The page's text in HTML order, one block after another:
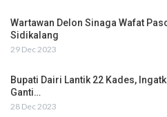
Wartawan Delon Sinaga Wafat
Sidikalang
29 Dec 2023
Bupati Dairi Lantik 22 Kades,
Ganti…
28 Dec 2023